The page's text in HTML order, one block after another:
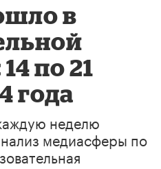
в
по 21
года
неделю
медиасферы по